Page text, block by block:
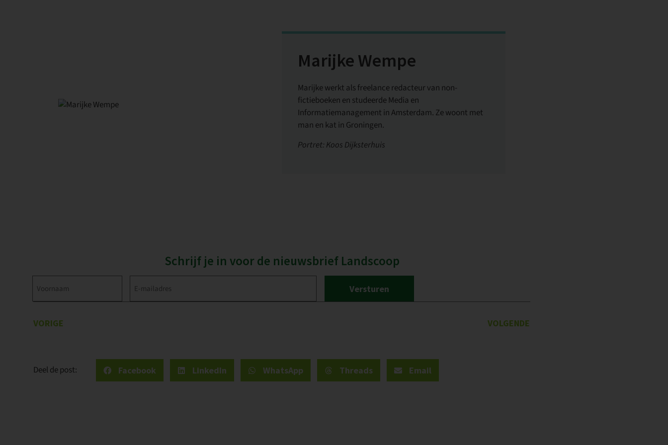
Marijke Wempe
Marijke werkt als freelance redacteur van non-
fictieboeken en studeerde Media en
Informatiemanagement in Amsterdam. Ze woont met
man en kat in Groningen.
Portret: Koos Dijksterhuis
Schrijf je in voor de nieuwsbrief Landscoop
(Vereist)
mailadres
VORIGE VOLGENDE
Deel de post: Facebook LinkedIn WhatsApp Threads Email